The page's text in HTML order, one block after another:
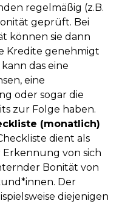
regelmäßig (z.B.
geprüft. Bei
können sie dann
Kredite genehmigt
das eine
eine
oder sogar die
zur Folge haben.
(monatlich)
dient als
von sich
Bonität von
Der
diejenigen